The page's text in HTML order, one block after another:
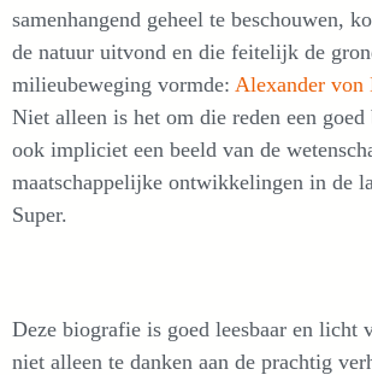
samenhangend geheel te beschouwen,
de natuur uitvond en die feitelijk de
milieubeweging vormde: Alexander von
Niet alleen is het om die reden een goed
ook impliciet een beeld van de
maatschappelijke ontwikkelingen in de
Super.
Deze biografie is goed leesbaar en licht
niet alleen te danken aan de prachtig